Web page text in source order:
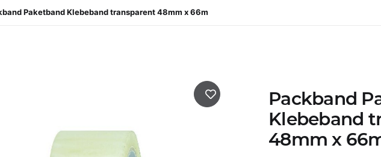
Paketband Klebeband transparent 48mm x 66m
Packband
Klebeband
48mm x